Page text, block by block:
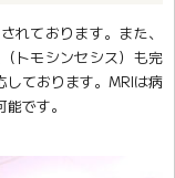
れております。また、
トモシンセシス）も完
しております。MRIは病
です。